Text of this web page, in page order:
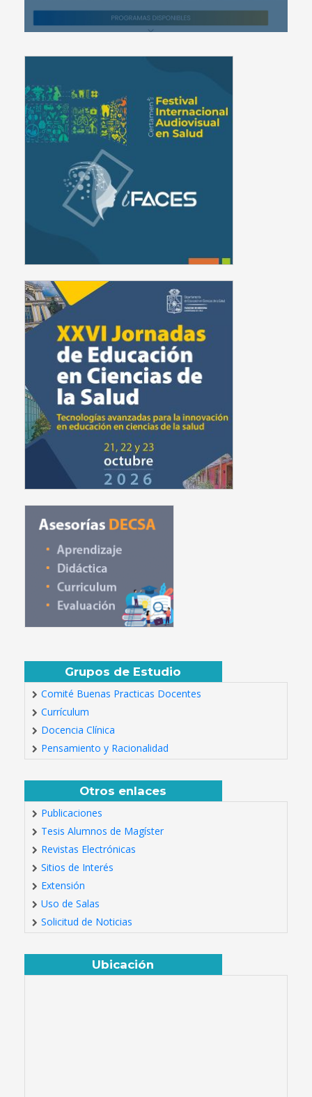
Grupos de Estudio
Comité Buenas Practicas Docentes
Currículum
Docencia Clínica
Pensamiento y Racionalidad
Otros enlaces
Publicaciones
Tesis Alumnos de Magíster
Revistas Electrónicas
Sitios de Interés
Extensión
Uso de Salas
Solicitud de Noticias
Ubicación